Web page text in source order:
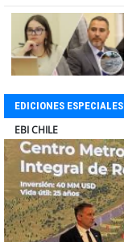
EDICIONES ESPECIALES
SOPRAVAL